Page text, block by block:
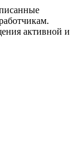
активной и